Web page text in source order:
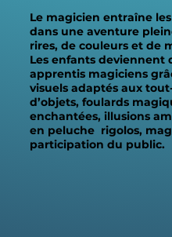
Le magicien entraîne
dans une aventure
rires, de couleurs et de
Les enfants deviennent
apprentis magiciens
visuels adaptés aux
d’objets, foulards
enchantées, illusions
en peluche rigolos,
participation du public.